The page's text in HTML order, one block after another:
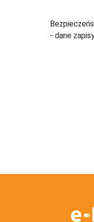
- dane